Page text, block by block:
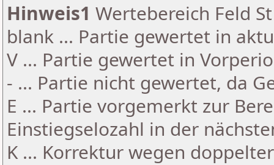
Hinweis1 Wertebereich Feld
blank ... Partie gewertet in
V ... Partie gewertet in
- ... Partie nicht gewertet, da
E ... Partie vorgemerkt zur
Einstiegselozahl in der
K ... Korrektur wegen